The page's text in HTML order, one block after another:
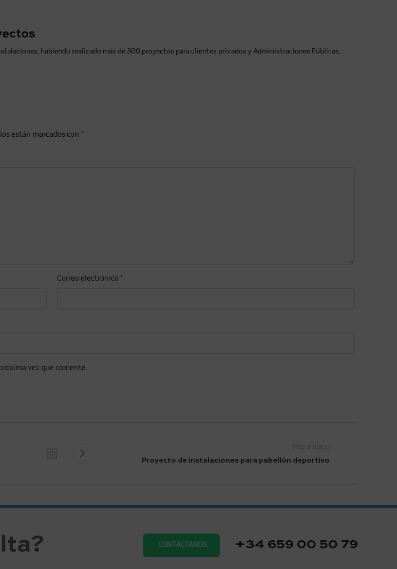
habiendo realizado más de 300 proyectos para clientes privados y Administraciones Públicas,
están marcados con *
Correo electrónico *
vez que comente.
Proyecto de instalaciones para pabellón deportivo
CONTÁCTANOS +34 659 00 50 79